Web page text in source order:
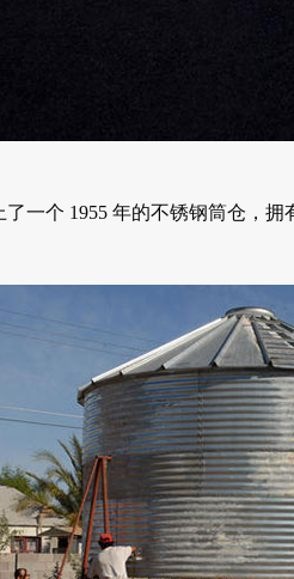
了一个 1955 年的不锈钢筒仓，